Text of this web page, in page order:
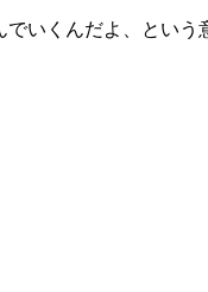
いくんだよ、という